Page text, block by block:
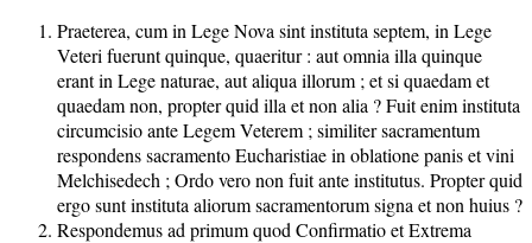
Praeterea, cum in Lege Nova sint instituta septem, in Lege
Veteri fuerunt quinque, quaeritur : aut omnia illa quinque
erant in Lege naturae, aut aliqua illorum ; et si quaedam et
quaedam non, propter quid illa et non alia ? Fuit enim instituta
circumcisio ante Legem Veterem ; similiter sacramentum
respondens sacramento Eucharistiae in oblatione panis et vini
Melchisedech ; Ordo vero non fuit ante institutus. Propter quid
ergo sunt instituta aliorum sacramentorum signa et non huius ?
Respondemus ad primum quod Confirmatio et Extrema